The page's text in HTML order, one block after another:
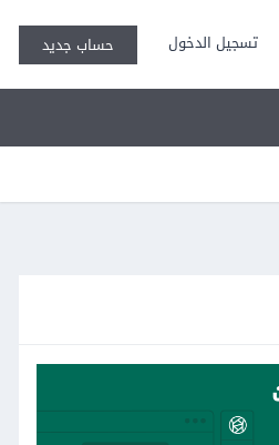
تسجيل الدخول حساب جديد